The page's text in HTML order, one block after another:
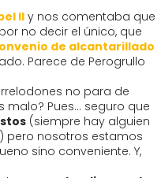
II y nos comentaba que
no decir el único, que
de alcantarillado
Parece de Perogrullo
no para de
malo? Pues… seguro que
(siempre hay alguien
pero nosotros estamos
sino conveniente. Y,